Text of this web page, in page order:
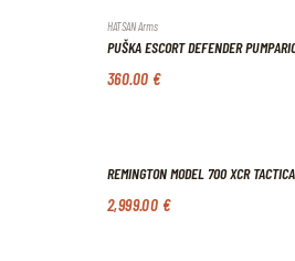
HATSAN Arms
PUŠKA ESCORT DEFENDER
360.00 €
REMINGTON MODEL 700 XCR
2,999.00 €